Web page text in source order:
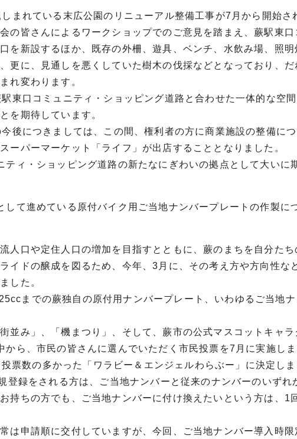
まれている末広公園のリニューアル整備工事が7月から開始さ
の皆さんによるワークショップでのご意見を踏まえ、蕨駅東口
を新設するほか、既存の外柵、遊具、ベンチ、水飲み場、照明
更に、見通しを悪くしていた樹木の伐採などとなっており、だ
れ変わります。
東口コミュニティ・ショッピング道路と合わせた一体的な空間
を期待しています。
後につきましては、この間、権利者の方に商業施設の整備に
ーパーマーケット「ライフ」が出店することとなりました。
ィ・ショッピング道路の新たなにぎわいの拠点として大いに
て進めている原付バイク用ご当地ナンバープレートの作製に
人口や定住人口の増加を目指すとともに、蕨のまちを自分たち
イドの醸成を図るため、今年、3月に、その考え方や方向性な
した。
までの蕨独自の原付用ナンバープレート、いわゆるご当地
並み」、「機まつり」、そして、蕨市の公式マスコットキャラ
ら、市民の皆さんに選んでいただく市民投票を7月に実施しま
票数の多かった「ワラビー＆エンジェルわらぶー」に決定しま
登録をされる方は、ご当地ナンバーと従来のナンバーのいずれ
持ちの方でも、ご当地ナンバーに付け換えたいという方は、1
は申請順に交付していますが、今回、ご当地ナンバー導入時限